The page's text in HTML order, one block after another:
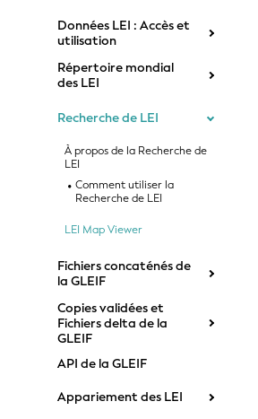
Données LEI : Accès et
utilisation
Répertoire mondial
des LEI
Recherche de LEI
À propos de la Recherche de
LEI
Comment utiliser la
Recherche de LEI
LEI Map Viewer
Fichiers concaténés de
la GLEIF
Copies validées et
Fichiers delta de la
GLEIF
API de la GLEIF
Appariement des LEI